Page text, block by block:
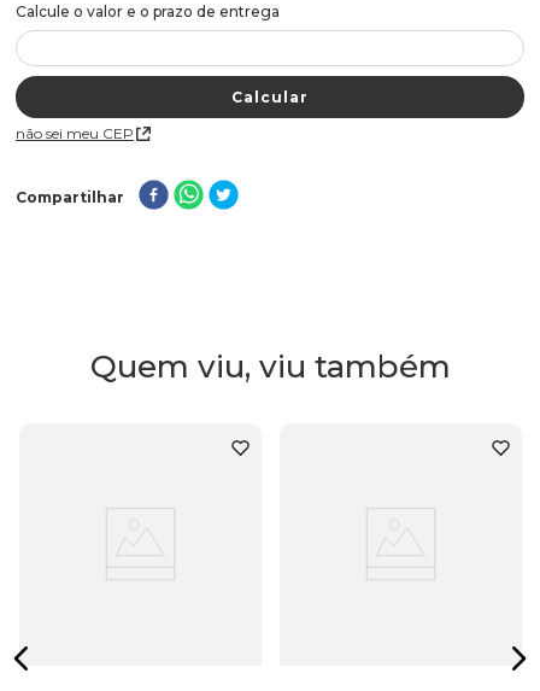
Não sei meu CEP
Compartilhar
Quem viu, viu também